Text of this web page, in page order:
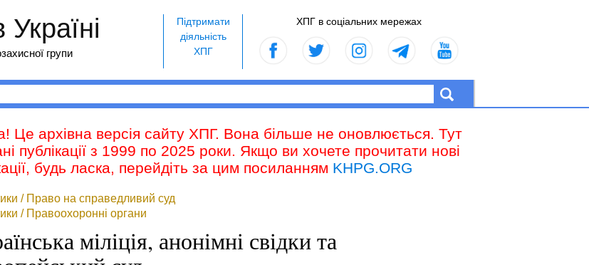
ХПГ в соціальних мережах
Підтримати
діяльність
ХПГ
групи
Це архівна версія сайту ХПГ. Вона більше не оновлюється. Тут
публікації з 1999 по 2025 роки. Якщо ви хочете прочитати нові
будь ласка, перейдіть за цим посиланням KHPG.ORG
/ Право на справедливий суд
/ Правоохоронні органи
міліція, анонімні свідки та